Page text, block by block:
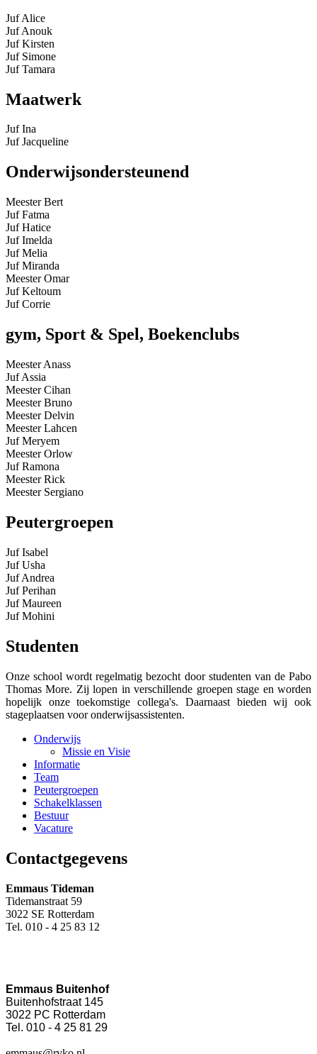
Juf Alice
Juf Anouk
Juf Kirsten
Juf Simone
Juf Tamara
Maatwerk
Juf Ina
Juf Jacqueline
Onderwijsondersteunend
Meester Bert
Juf Fatma
Juf Hatice
Juf Imelda
Juf Melia
Juf Miranda
Meester Omar
Juf Keltoum
Juf Corrie
gym, Sport & Spel, Boekenclubs
Meester Anass
Juf Assia
Meester Cihan
Meester Bruno
Meester Delvin
Meester Lahcen
Juf Meryem
Meester Orlow
Juf Ramona
Meester Rick
Meester Sergiano
Peutergroepen
Juf Isabel
Juf Usha
Juf Andrea
Juf Perihan
Juf Maureen
Juf Mohini
Studenten
Onze school wordt regelmatig bezocht door studenten van de Pabo
Thomas More. Zij lopen in verschillende groepen stage en worden
hopelijk onze toekomstige collega's. Daarnaast bieden wij ook
stageplaatsen voor onderwijsassistenten.
Onderwijs
Missie en Visie
Informatie
Team
Peutergroepen
Schakelklassen
Bestuur
Vacature
Contactgegevens
Emmaus Tideman
Tidemanstraat 59
3022 SE Rotterdam
Tel. 010 - 4 25 83 12
Emmaus Buitenhof
Buitenhofstraat 145
3022 PC Rotterdam
Tel. 010 - 4 25 81 29